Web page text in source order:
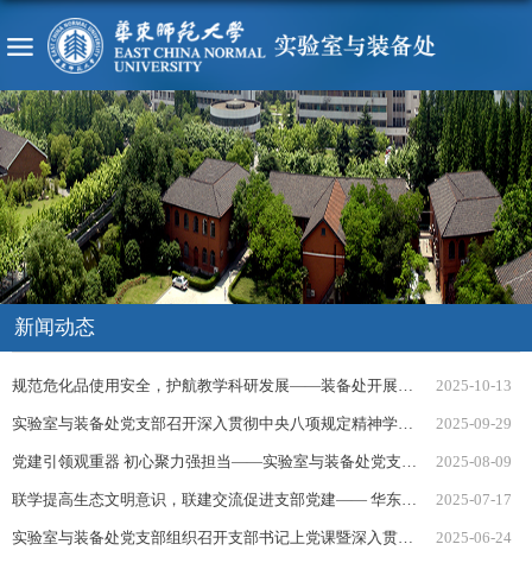
新闻动态
规范危化品使用安全，护航教学科研发展——装备处开展危化品安全使用培训 2025-10-13
实验室与装备处党支部召开深入贯彻中央八项规定精神学习教育专题学习暨总结会 2025-09-29
党建引领观重器 初心聚力强担当——实验室与装备处党支部开展“览国之重器 蓄破冰之力”党建主题党日活动 2025-08-09
联学提高生态文明意识，联建交流促进支部党建—— 华东师范大学实验室与装备处、河口海岸全国重点实验室、上... 2025-07-17
实验室与装备处党支部组织召开支部书记上党课暨深入贯彻中央八项规定精神学习教育推进会 2025-06-24